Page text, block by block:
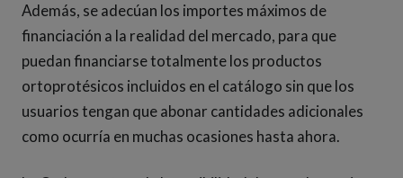
Además, se adecúan los importes máximos de
financiación a la realidad del mercado, para que
puedan financiarse totalmente los productos
ortoprotésicos incluidos en el catálogo sin que los
usuarios tengan que abonar cantidades adicionales
como ocurría en muchas ocasiones hasta ahora.